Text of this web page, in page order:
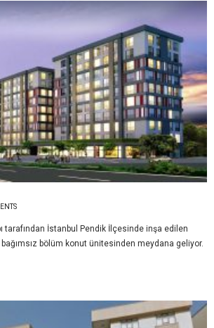
tarafından İstanbul Pendik İlçesinde inşa edilen
bölüm konut ünitesinden meydana geliyor.